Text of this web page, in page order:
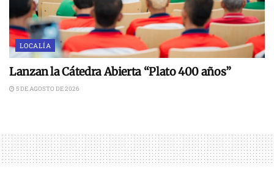
LOCALÍA
Lanzan la Cátedra Abierta “Plato 400 años”
5 DE AGOSTO DE 2026